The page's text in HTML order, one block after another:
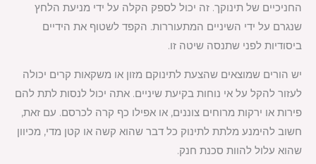
החניכיים של תינוקך. זה יכול לספק הקלה על ידי מניעת הלחץ
שנגרם על ידי השיניים המתעוררות. הקפד לשטוף את הידיים
ביסודיות לפני שתנסה שיטה זו.
יש הורים שמוצאים שהצעת לתינוקם מזון או משקאות קרים יכולה
לעזור להקל על אי נוחות בקיעת שיניים. אתה יכול לנסות לתת להם
פירות או ירקות מרוחים צוננים, או אפילו כף קרה לכרסם. עם זאת,
חשוב להימנע מלתת לתינוק כל דבר שהוא קשה או קטן מדי, מכיוון
שהוא עלול להוות סכנת חנק.